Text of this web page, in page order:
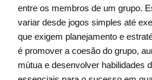
entre os membros de um grupo.
variar desde jogos simples até
que exigem planejamento e
é promover a coesão do grupo,
mútua e desenvolver habilidades